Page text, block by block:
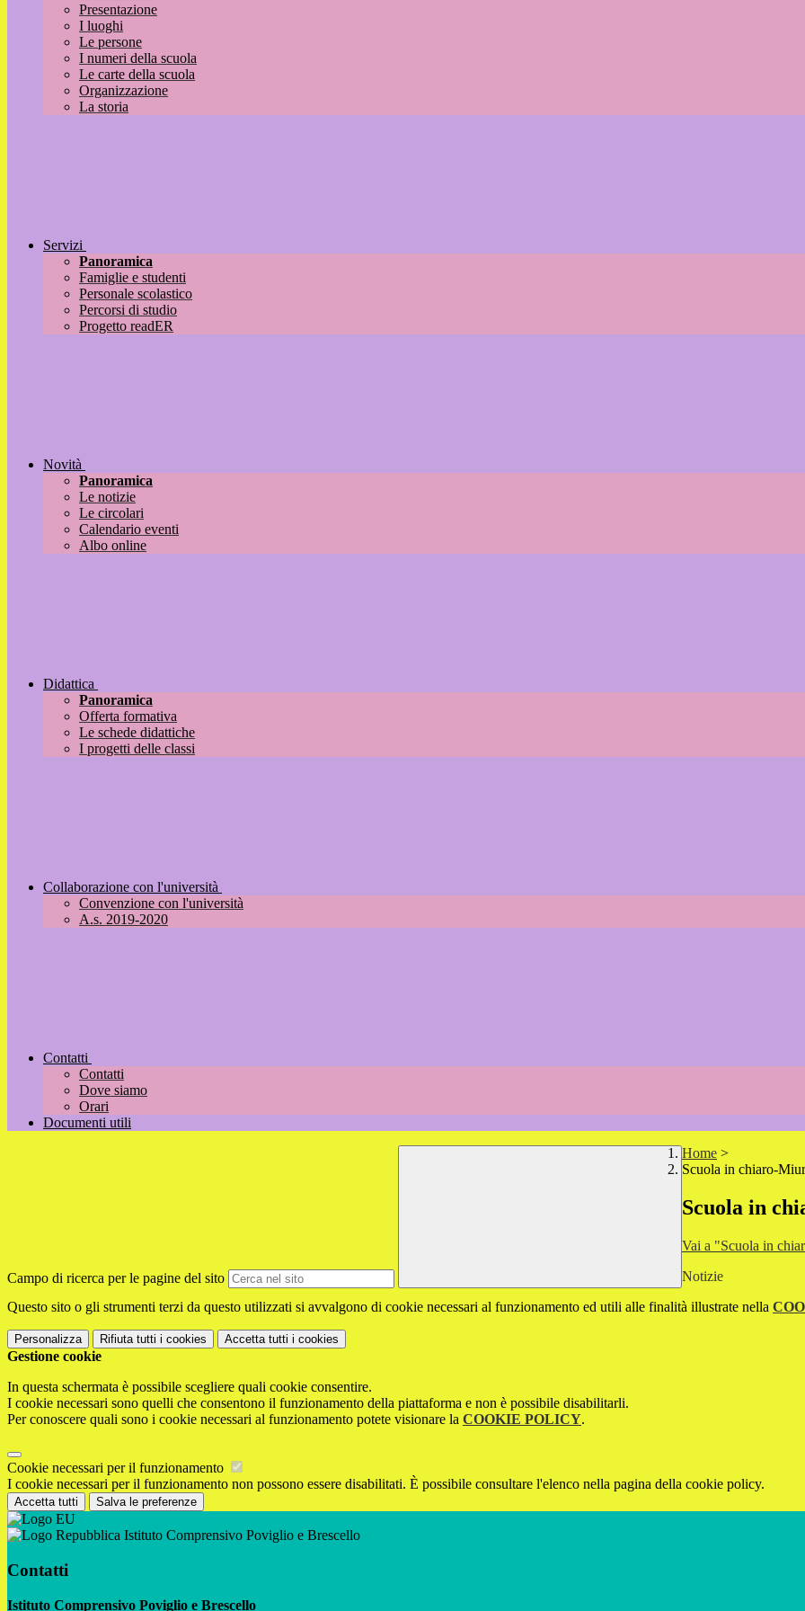
Presentazione
I luoghi
Le persone
I numeri della scuola
Le carte della scuola
Organizzazione
La storia
Servizi
Panoramica
Famiglie e studenti
Personale scolastico
Percorsi di studio
Progetto readER
Novità
Panoramica
Le notizie
Le circolari
Calendario eventi
Albo online
Didattica
Panoramica
Offerta formativa
Le schede didattiche
I progetti delle classi
Collaborazione con l'università
Convenzione con l'università
A.s. 2019-2020
Contatti
Contatti
Dove siamo
Orari
Documenti utili
Campo di ricerca per le pagine del sito
Home >
Scuola in chiaro-Miur
Scuola in
Vai a "Scuola in
Notizie
Questo sito o gli strumenti terzi da questo utilizzati si avvalgono di cookie necessari al funzionamento ed utili alle finalità illustrate nella
Personalizza Rifiuta tutti i cookies Accetta tutti i cookies
Gestione cookie
In questa schermata è possibile scegliere quali cookie consentire.
I cookie necessari sono quelli che consentono il funzionamento della piattaforma e non è possibile disabilitarli.
Per conoscere quali sono i cookie necessari al funzionamento potete visionare la COOKIE POLICY.
Cookie necessari per il funzionamento
I cookie necessari per il funzionamento non possono essere disabilitati. È possibile consultare l'elenco nella pagina della cookie policy.
Accetta tutti Salva le preferenze
Istituto Comprensivo Poviglio e Brescello
Contatti
Istituto Comprensivo Poviglio e Brescello